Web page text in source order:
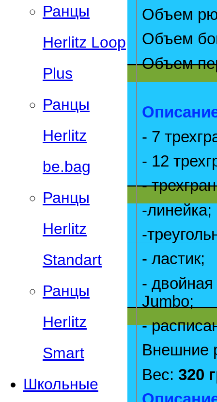
Ранцы
Herlitz Loop
Plus
Ранцы
Herlitz
be.bag
Ранцы
Herlitz
Standart
Ранцы
Herlitz
Smart
Школьные
Объем
Объем
Объем
- 7
- 12
-
-линейка;
-
- ластик;
-
Jumbo;
-
Внешние
Вес: 320